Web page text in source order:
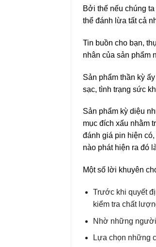
Bởi thế nếu chúng
thể đánh lừa tất cả
Tin buồn cho bạn,
nhân của sản phẩm
Sản phẩm thần kỳ
sạc, tình trạng sức
Sản phẩm kỳ diệu
mục đích xấu nhằm
đánh giá pin hiện
nào phát hiện ra đó
Một số lời khuyên
Trước khi quyết
kiểm tra chất
Nhờ những
Lựa chọn những